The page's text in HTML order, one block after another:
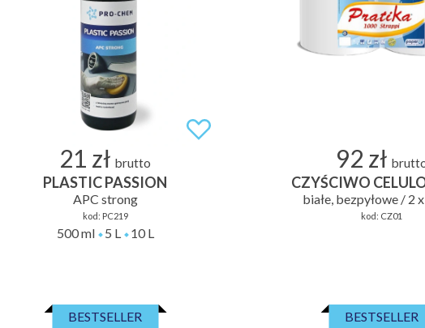
21 zł brutto
PLASTIC PASSION
APC strong
kod: PC219
500 ml 5 L 10 L
92 zł
CZYŚCIWO
białe, bezpyłowe / 2
kod: CZ01
BESTSELLER BESTSELLER